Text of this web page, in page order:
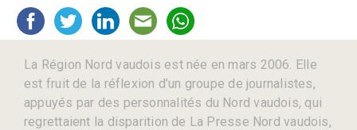
La Région Nord vaudois est née en mars 2006. Elle
est fruit de la réflexion d’un groupe de journalistes,
appuyés par des personnalités du Nord vaudois, qui
regrettaient la disparition de La Presse Nord vaudois,